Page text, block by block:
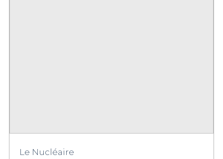
Le Nucléaire